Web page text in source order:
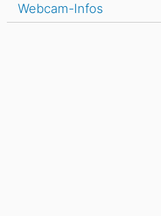
Webcam-Infos